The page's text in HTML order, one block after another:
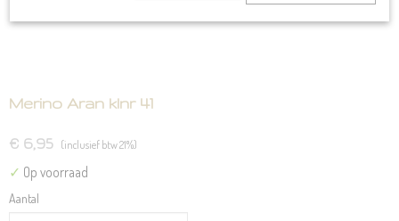
Merino Aran klnr 41
€ 6,95 (inclusief btw 21%)
✓ Op voorraad
Aantal